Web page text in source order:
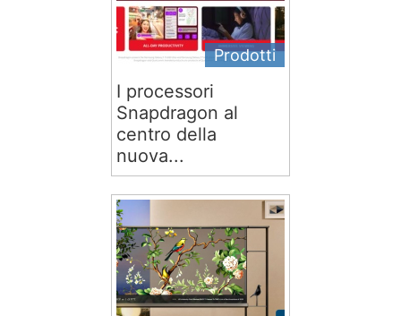
Prodotti
I processori
Snapdragon al
centro della
nuova...